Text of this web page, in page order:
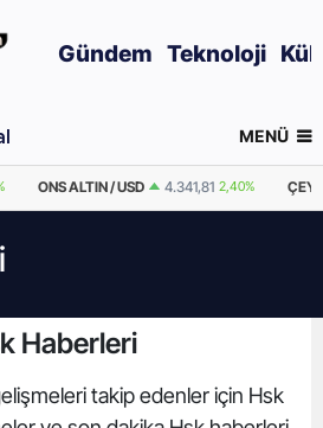
Gündem Teknoloji
MENÜ
ONS ALTIN / USD 4.341,81 2,40%
Haberleri
takip edenler için Hsk